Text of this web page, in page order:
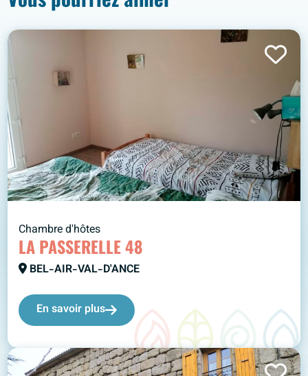
Chambre d'hôtes
LA PASSERELLE 48
BEL-AIR-VAL-D'ANCE
En savoir plus